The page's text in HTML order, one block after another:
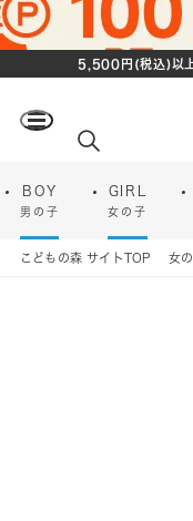
5,500円(税込)以
BOY
男の子
GIRL
女の子
こどもの森 サイトTOP 女